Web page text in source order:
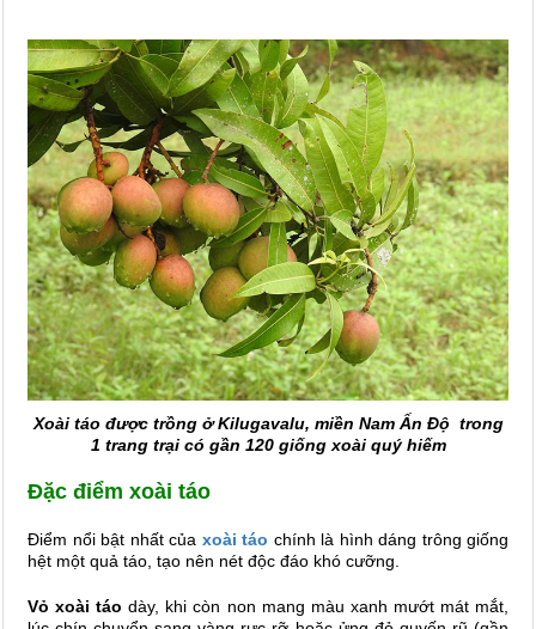
Xoài táo được trồng ở Kilugavalu, miền Nam Ấn Độ trong
1 trang trại có gần 120 giống xoài quý hiếm
Đặc điểm xoài táo
Điểm nổi bật nhất của xoài táo chính là hình dáng trông giống
hệt một quả táo, tạo nên nét độc đáo khó cưỡng.
Vỏ xoài táo dày, khi còn non mang màu xanh mướt mát mắt,